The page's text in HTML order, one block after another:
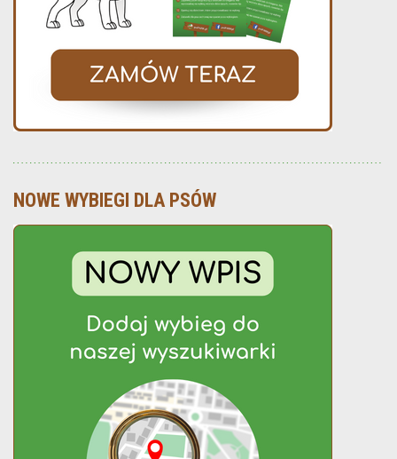
NOWE WYBIEGI DLA PSÓW